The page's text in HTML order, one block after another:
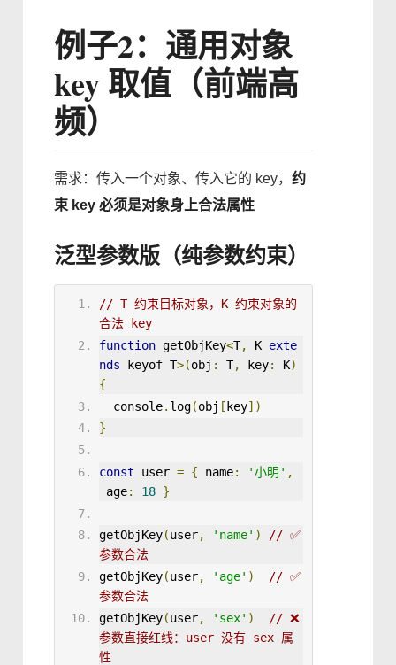
例子2：通用对象
key 取值（前端高
频）
需求：传入一个对象、传入它的 key，约
束 key 必须是对象身上合法属性
泛型参数版（纯参数约束）
// T 约束目标对象，K 约束对象的
合法 key
function getObjKey<T, K exte
nds
keyof T>(obj : T, key: K)
{
console. log(obj [ key])
}
const user = { name: '小明' ,
age: 18 }
getObjKey(user, 'name' )
// ✅
参数合法
getObjKey(user, 'age' )
// ✅
参数合法
getObjKey(user, 'sex' )
// ❌
参数直接红线：user 没有 sex 属
性